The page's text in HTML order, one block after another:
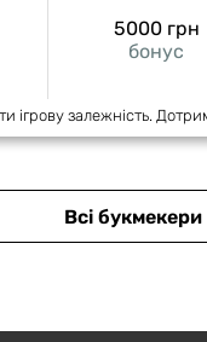
бонус
5000 грн
ігрову залежність.
Всі букмекери